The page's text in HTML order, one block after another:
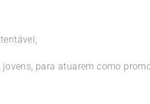
para atuarem como